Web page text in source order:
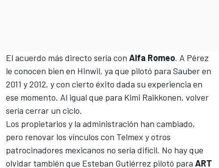
El acuerdo más directo sería con Alfa Romeo. A Pérez
le conocen bien en Hinwil, ya que pilotó para Sauberen
2011 y 2012, y con cierto éxito dada su experiencia en
ese momento. Al igual que para Kimi Raikkonen, volver
sería cerrar un ciclo.
Los propietarios y la administración han cambiado,
pero renovar los vínculos con Telmex y otros
patrocinadores mexicanos no sería difícil. No hay que
olvidar también que Esteban Gutiérrez pilotó para ART